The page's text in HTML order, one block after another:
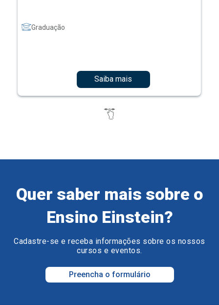
Graduação
Saiba mais
Quer saber mais sobre o
Ensino Einstein?
Cadastre-se e receba informações sobre os nossos
cursos e eventos.
Preencha o formulário